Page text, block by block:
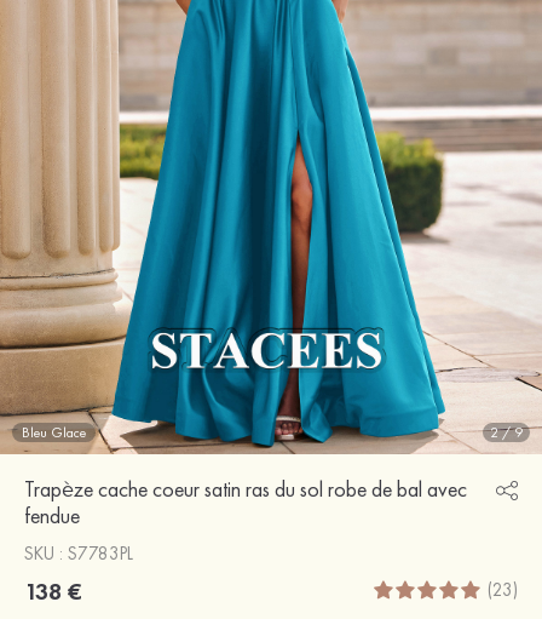
Bleu Glace 2/9
Trapèze cache coeur satin ras du sol robe de bal avec
fendue
SKU : S7783PL
138 € (23)